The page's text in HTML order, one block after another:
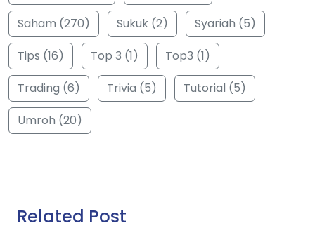
Saham (270)
Sukuk (2)
Syariah (5)
Tips (16)
Top 3 (1)
Top3 (1)
Trading (6)
Trivia (5)
Tutorial (5)
Umroh (20)
Related Post